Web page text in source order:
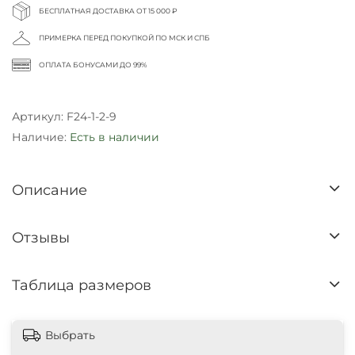
БЕСПЛАТНАЯ ДОСТАВКА ОТ 15 000 ₽
ПРИМЕРКА ПЕРЕД ПОКУПКОЙ ПО МСК И СПБ
ОПЛАТА БОНУСАМИ ДО 99%
Артикул: F24-1-2-9
Наличие: Есть в наличии
Описание
Отзывы
Таблица размеров
Выбрать